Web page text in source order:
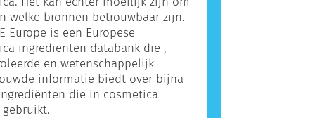
welke bronnen betrouwbaar zijn.
Europe is een Europese
ingrediënten databank die ,
en wetenschappelijk
informatie biedt over bijna
die in cosmetica